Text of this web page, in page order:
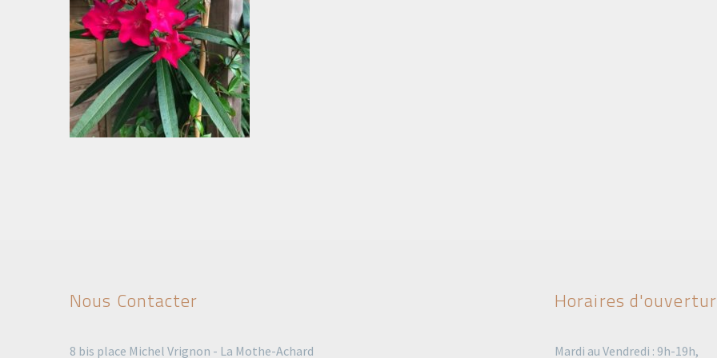
Nous Contacter
8 bis place Michel Vrignon - La Mothe-Achard
Horaires
Mardi au Vendredi : 9h-19h,